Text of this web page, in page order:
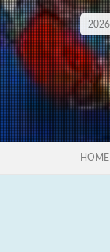
HOME